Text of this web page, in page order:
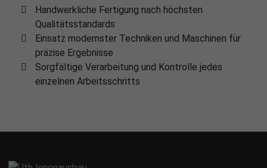
Handwerkliche Fertigung nach höchsten
Qualitätsstandards
Einsatz modernster Techniken und Maschinen für
präzise Ergebnisse
Sorgfältige Verarbeitung und Kontrolle jedes
einzelnen Arbeitsschritts